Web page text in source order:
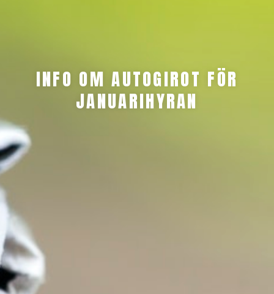
INFO OM AUTOGIROT FÖR
JANUARIHYRAN